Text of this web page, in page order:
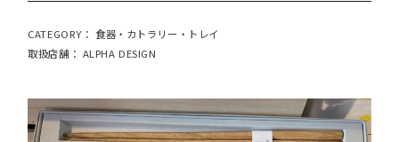
CATEGORY： 食器・カトラリー・トレイ
取扱店舗： ALPHA DESIGN